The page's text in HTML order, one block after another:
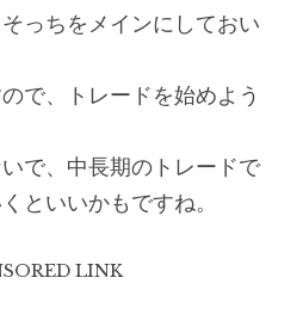
っちをメインにしておい
で、トレードを始めよう
で、中長期のトレードで
といいかもですね。
LINK